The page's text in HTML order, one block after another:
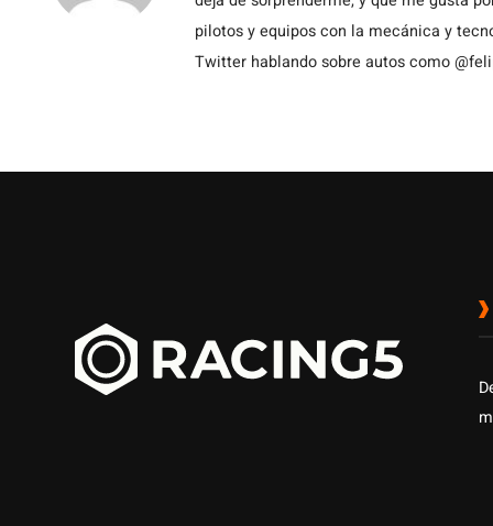
pilotos y equipos con la mecánica y
Twitter hablando sobre autos como